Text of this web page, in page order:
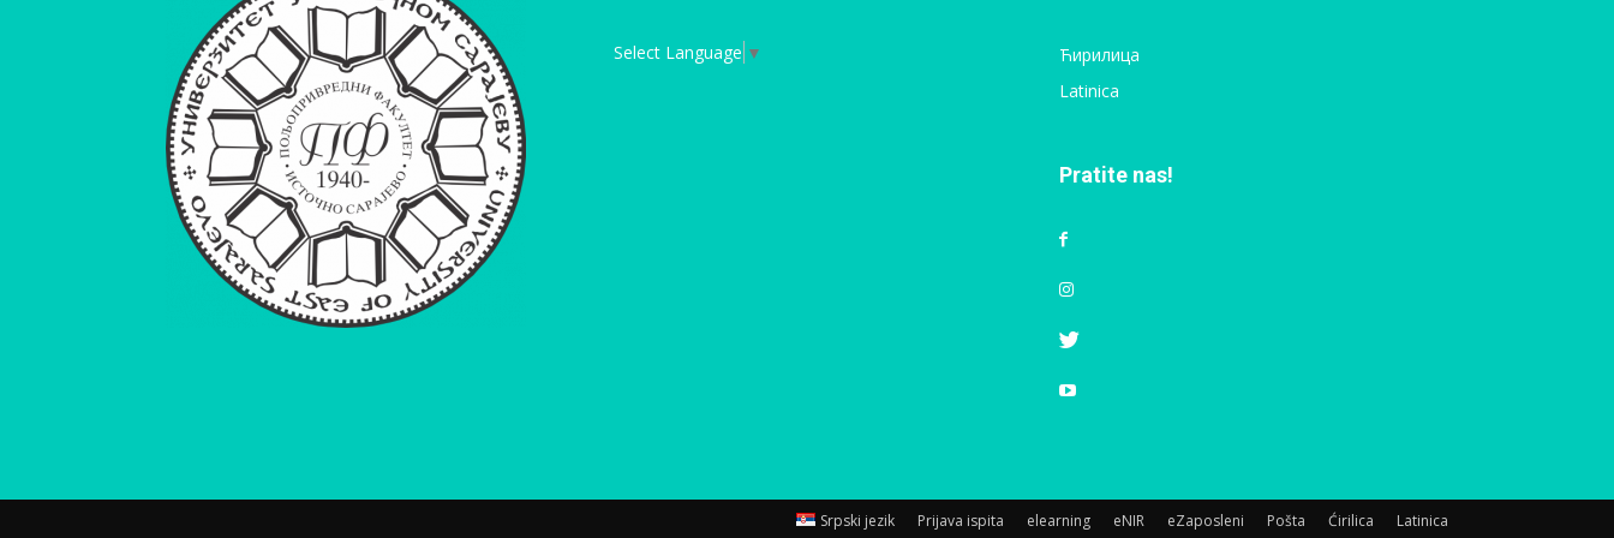
Select Language ▼
Ћирилица
Latinica
Pratite nas!
Srpski jezik Prijava ispita elearning eNIR eZaposleni Pošta Ćirilica Latinica